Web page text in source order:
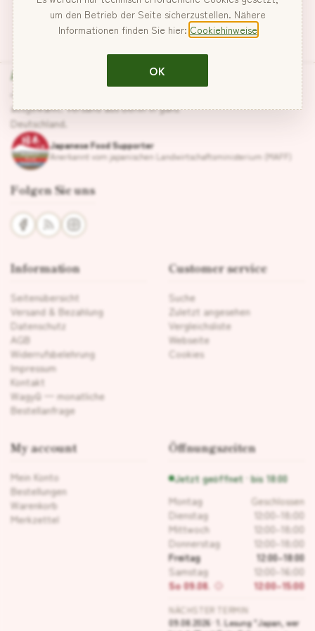
Japanische Lebensmittel, sorgfältig
ausgewählt. Versand aus Berlin in ganz
Deutschland.
Japanese Food Supporter
Anerkannt vom japanischen Landwirtschaftsministerium (MAFF)
Folgen Sie uns
Information
Seitenübersicht
Versand & Bezahlung
Datenschutz
AGB
Widerrufsbelehrung
Impressum
Kontakt
Wagyū — monatliche
Bestellanfrage
Customer service
Suche
Zuletzt angesehen
Vergleichsliste
Webseite
Cookies
My account
Mein Konto
Bestellungen
Warenkorb
Merkzettel
Öffnungszeiten
Jetzt geöffnet · bis 18:00
Montag
Geschlossen
Dienstag
12:00–18:00
Mittwoch
12:00–18:00
Donnerstag
12:00–18:00
Freitag
12:00–18:00
Samstag
12:00–16:00
So 09.08.
12:00–15:00
NÄCHSTER TERMIN
09.08.2026 · 1. Lesung "Japan, wer
um den Betrieb der Seite sicherzustellen. Nähere
Informationen finden Sie hier: Cookiehinweise
OK